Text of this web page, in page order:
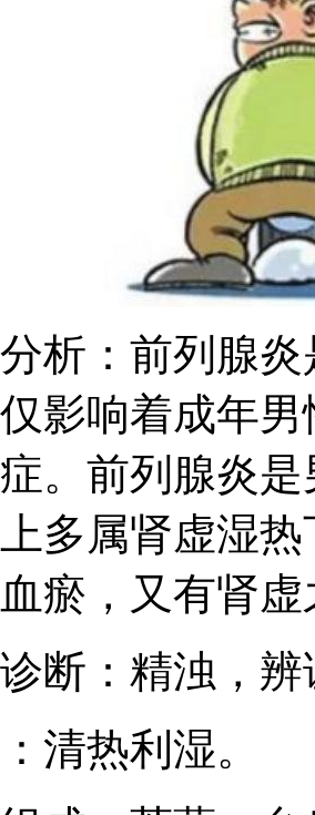
：前列腺炎
影响着成年
。前列腺炎
多属肾虚湿
瘀，又有肾虚
：精浊，辨
热利湿。